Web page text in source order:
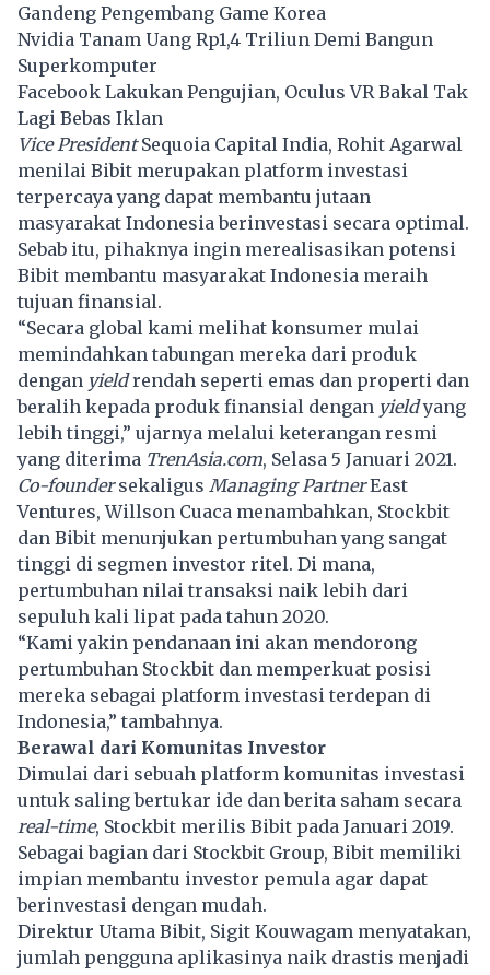
Gandeng Pengembang Game Korea
Nvidia Tanam Uang Rp1,4 Triliun Demi Bangun
Superkomputer
Facebook Lakukan Pengujian, Oculus VR Bakal Tak
Lagi Bebas Iklan
Vice PresidentSequoia Capital India, Rohit Agarwal
menilai Bibit merupakan platform investasi
terpercaya yang dapat membantu jutaan
masyarakat Indonesia berinvestasi secara optimal.
Sebab itu, pihaknya ingin merealisasikan potensi
Bibit membantu masyarakat Indonesia meraih
tujuan finansial.
“Secara global kami melihat konsumer mulai
memindahkan tabungan mereka dari produk
dengan yieldrendah seperti emas dan properti dan
beralih kepada produk finansial dengan yieldyang
lebih tinggi,” ujarnya melalui keterangan resmi
yang diterima TrenAsia.com, Selasa 5 Januari 2021.
Co-foundersekaligus Managing PartnerEast
Ventures, Willson Cuaca menambahkan, Stockbit
dan Bibit menunjukan pertumbuhan yang sangat
tinggi di segmen investor ritel. Di mana,
pertumbuhan nilai transaksi naik lebih dari
sepuluh kali lipat pada tahun 2020.
“Kami yakin pendanaan ini akan mendorong
pertumbuhan Stockbit dan memperkuat posisi
mereka sebagai platform investasi terdepan di
Indonesia,” tambahnya.
Berawal dari Komunitas Investor
Dimulai dari sebuah platform komunitas investasi
untuk saling bertukar ide dan berita saham secara
real-time, Stockbit merilis Bibit pada Januari 2019.
Sebagai bagian dari Stockbit Group, Bibit memiliki
impian membantu investor pemula agar dapat
berinvestasi dengan mudah.
Direktur Utama Bibit, Sigit Kouwagam menyatakan,
jumlah pengguna aplikasinya naik drastis menjadi